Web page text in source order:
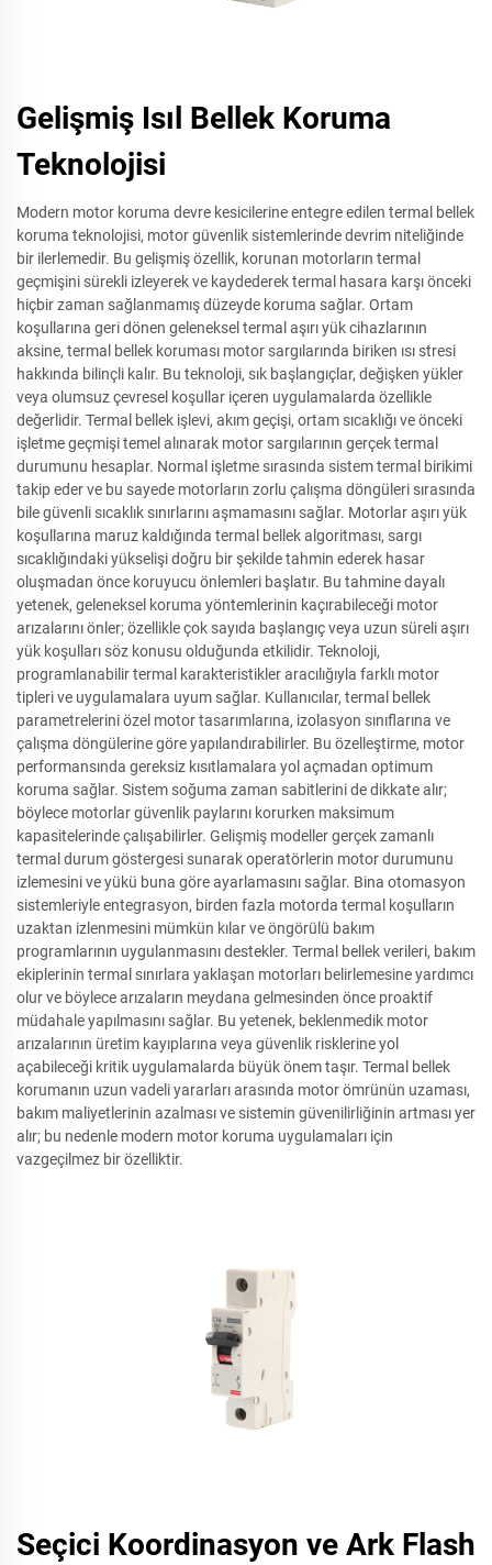
Gelişmiş Isıl Bellek Koruma
Teknolojisi
Modern motor koruma devre kesicilerine entegre edilen termal bellek
koruma teknolojisi, motor güvenlik sistemlerinde devrim niteliğinde
bir ilerlemedir. Bu gelişmiş özellik, korunan motorların termal
geçmişini sürekli izleyerek ve kaydederek termal hasara karşı önceki
hiçbir zaman sağlanmamış düzeyde koruma sağlar. Ortam
koşullarına geri dönen geleneksel termal aşırı yük cihazlarının
aksine, termal bellek koruması motor sargılarında biriken ısı stresi
hakkında bilinçli kalır. Bu teknoloji, sık başlangıçlar, değişken yükler
veya olumsuz çevresel koşullar içeren uygulamalarda özellikle
değerlidir. Termal bellek işlevi, akım geçişi, ortam sıcaklığı ve önceki
işletme geçmişi temel alınarak motor sargılarının gerçek termal
durumunu hesaplar. Normal işletme sırasında sistem termal birikimi
takip eder ve bu sayede motorların zorlu çalışma döngüleri sırasında
bile güvenli sıcaklık sınırlarını aşmamasını sağlar. Motorlar aşırı yük
koşullarına maruz kaldığında termal bellek algoritması, sargı
sıcaklığındaki yükselişi doğru bir şekilde tahmin ederek hasar
oluşmadan önce koruyucu önlemleri başlatır. Bu tahmine dayalı
yetenek, geleneksel koruma yöntemlerinin kaçırabileceği motor
arızalarını önler; özellikle çok sayıda başlangıç veya uzun süreli aşırı
yük koşulları söz konusu olduğunda etkilidir. Teknoloji,
programlanabilir termal karakteristikler aracılığıyla farklı motor
tipleri ve uygulamalara uyum sağlar. Kullanıcılar, termal bellek
parametrelerini özel motor tasarımlarına, izolasyon sınıflarına ve
çalışma döngülerine göre yapılandırabilirler. Bu özelleştirme, motor
performansında gereksiz kısıtlamalara yol açmadan optimum
koruma sağlar. Sistem soğuma zaman sabitlerini de dikkate alır;
böylece motorlar güvenlik paylarını korurken maksimum
kapasitelerinde çalışabilirler. Gelişmiş modeller gerçek zamanlı
termal durum göstergesi sunarak operatörlerin motor durumunu
izlemesini ve yükü buna göre ayarlamasını sağlar. Bina otomasyon
sistemleriyle entegrasyon, birden fazla motorda termal koşulların
uzaktan izlenmesini mümkün kılar ve öngörülü bakım
programlarının uygulanmasını destekler. Termal bellek verileri, bakım
ekiplerinin termal sınırlara yaklaşan motorları belirlemesine yardımcı
olur ve böylece arızaların meydana gelmesinden önce proaktif
müdahale yapılmasını sağlar. Bu yetenek, beklenmedik motor
arızalarının üretim kayıplarına veya güvenlik risklerine yol
açabileceği kritik uygulamalarda büyük önem taşır. Termal bellek
korumanın uzun vadeli yararları arasında motor ömrünün uzaması,
bakım maliyetlerinin azalması ve sistemin güvenilirliğinin artması yer
alır; bu nedenle modern motor koruma uygulamaları için
vazgeçilmez bir özelliktir.
Seçici Koordinasyon ve Ark Flash